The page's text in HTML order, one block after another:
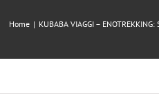
Home | KUBABA VIAGGI – ENOTREKKING: